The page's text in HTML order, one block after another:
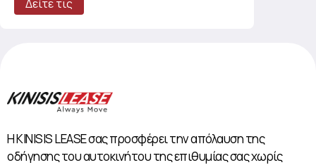
Δείτε τις
Η KINISIS LEASE σας προσφέρει την απόλαυση της
οδήγησης του αυτοκινήτου της επιθυμίας σας χωρίς